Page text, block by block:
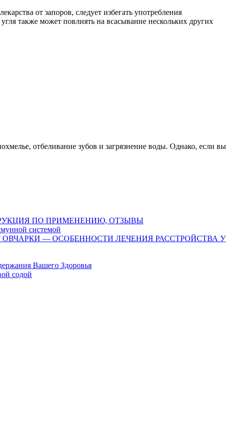
от запоров, следует избегать употребления
также может повлиять на всасывание нескольких других
отбеливание зубов и загрязнение воды. Однако, если вы
ПО ПРИМЕНЕНИЮ, ОТЗЫВЫ
системой
— ОСОБЕННОСТИ ЛЕЧЕНИЯ РАССТРОЙСТВА У
Вашего Здоровья
содой